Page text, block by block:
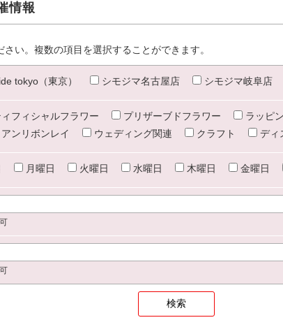
情報
い。複数の項目を選択することができます。
tokyo（東京） シモジマ名古屋店 シモジマ岐阜店
フィシャルフラワー プリザーブドフラワー ラッピ
ンリボンレイ
ウェディング関連 クラフト ディ
月曜日 火曜日 水曜日 木曜日 金曜日